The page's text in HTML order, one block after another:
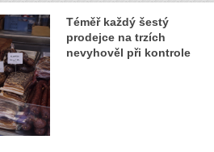
Téměř každý šestý
prodejce na trzích
nevyhověl při kontrole